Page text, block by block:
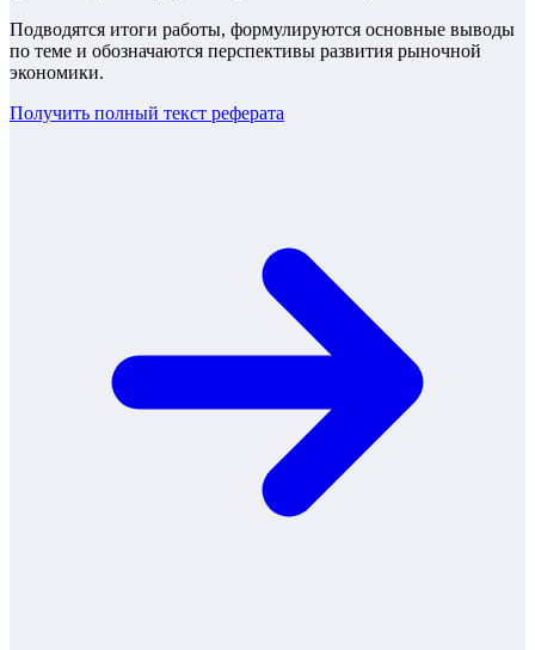
Подводятся итоги работы, формулируются основные выводы
по теме и обозначаются перспективы развития рыночной
экономики.
Получить полный текст реферата